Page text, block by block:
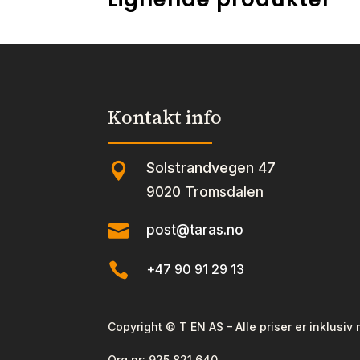
Kontakt info
 Solstrandvegen 47
9020 Tromsdalen
 post@taras.no
 +47 90 91 29 13
Copyright © T EN AS – Alle priser er inklusiv